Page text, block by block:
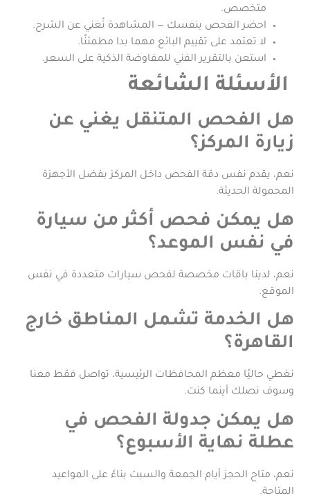
متخصص.
احضر الفحص بنفسك — المشاهدة تُغني عن الشرح.
لا تعتمد على تقييم البائع مهما بدا مطمئنًا.
استعن بالتقرير الفني للمفاوضة الذكية على السعر.
الأسئلة الشائعة
هل الفحص المتنقل يغني عن
زيارة المركز؟
نعم، يقدم نفس دقة الفحص داخل المركز بفضل الأجهزة
المحمولة الحديثة.
هل يمكن فحص أكثر من سيارة
في نفس الموعد؟
نعم، لدينا باقات مخصصة لفحص سيارات متعددة في نفس
الموقع.
هل الخدمة تشمل المناطق خارج
القاهرة؟
نغطي حاليًا معظم المحافظات الرئيسية، تواصل فقط معنا
وسوف نصلك أينما كنت.
هل يمكن جدولة الفحص في
عطلة نهاية الأسبوع؟
نعم، متاح الحجز أيام الجمعة والسبت بناءً على المواعيد
المتاحة.